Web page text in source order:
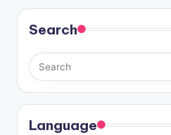
Search
Language